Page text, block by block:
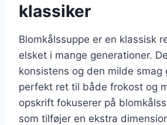
klassiker
Blomkålssuppe er en klassisk
elsket i mange generationer.
konsistens og den milde smag
perfekt ret til både frokost og
opskrift fokuserer på
som tilføjer en ekstra